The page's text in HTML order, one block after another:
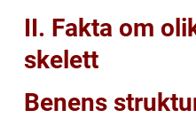
II. Fakta om
skelett
Benens